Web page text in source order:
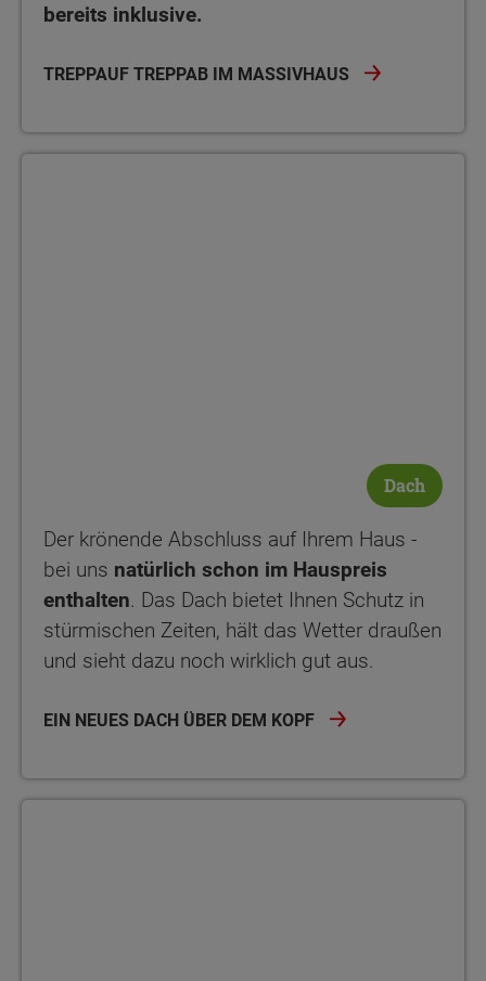
bereits inklusive.
TREPPAUF TREPPAB IM MASSIVHAUS
Dach
Der krönende Abschluss auf Ihrem Haus -
bei uns natürlich schon im Hauspreis
enthalten. Das Dach bietet Ihnen Schutz in
stürmischen Zeiten, hält das Wetter draußen
und sieht dazu noch wirklich gut aus.
EIN NEUES DACH ÜBER DEM KOPF